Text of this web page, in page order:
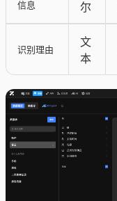
信息 尔
识别理由
文
本